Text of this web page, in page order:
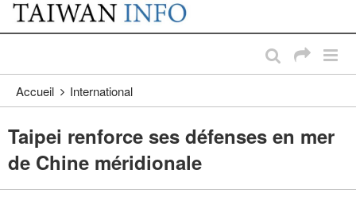
Passer au contenu principal
:::
Accueil International
Taipei renforce ses défenses en mer
de Chine méridionale